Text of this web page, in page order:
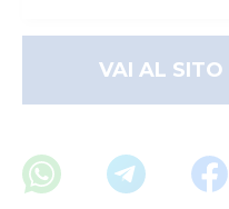
VAI AL